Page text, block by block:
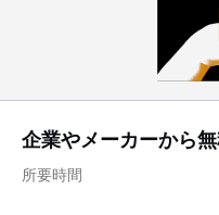
企業やメーカーから
所要時間